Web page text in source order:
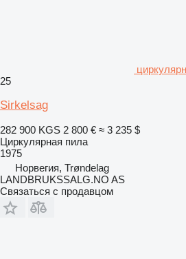
25
Sirkelsag
282 900 KGS 2 800 € ≈ 3 235 $
Циркулярная пила
1975
Норвегия, Trøndelag
LANDBRUKSSALG.NO AS
Связаться с продавцом